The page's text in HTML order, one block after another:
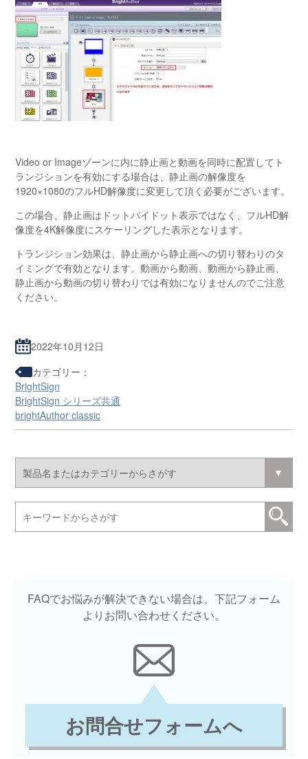
Video or Imageゾーンに内に静止画と動画を同時に配置してト
ランジションを有効にする場合は、静止画の解像度を
1920×1080のフルHD解像度に変更して頂く必要がございます。
この場合、静止画はドットバイドット表示ではなく、フルHD解
像度を4K解像度にスケーリングした表示となります。
トランジション効果は、静止画から静止画への切り替わりのタ
イミングで有効となります。動画から動画、動画から静止画、
静止画から動画の切り替わりでは有効になりませんのでご注意
ください。
2022年10月12日
カテゴリー：
BrightSign
BrightSign シリーズ共通
brightAuthor classic
FAQでお悩みが解決できない場合は、下記フォーム
よりお問い合わせください。
お問合せフォームへ